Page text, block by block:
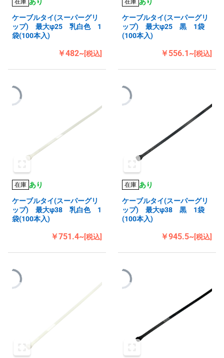
在庫
ケーブルタイ(スーパーグリ
ップ) 最大φ25 乳白色 1
袋(100本入)
￥482~[税込]
在庫
ケーブルタイ(スーパーグリ
ップ) 最大φ25 黒 1袋
(100本入)
￥556.1~[税込]
在庫 あり
ケーブルタイ(スーパーグリ
ップ) 最大φ38 乳白色 1
袋(100本入)
￥751.4~[税込]
在庫 あり
ケーブルタイ(スーパーグリ
ップ) 最大φ38 黒 1袋
(100本入)
￥945.5~[税込]